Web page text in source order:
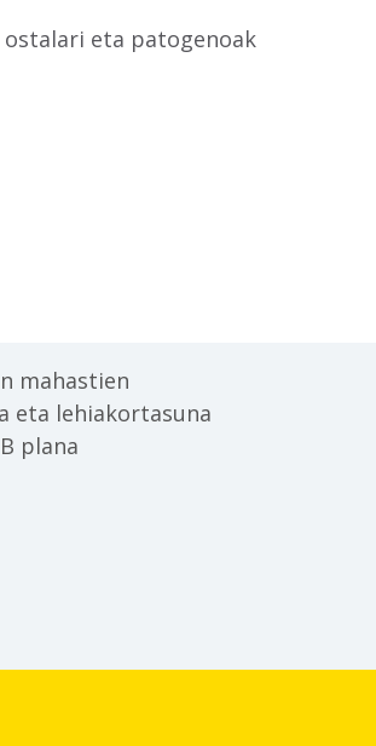
eta patogenoak
mahastien
eta lehiakortasuna
plana